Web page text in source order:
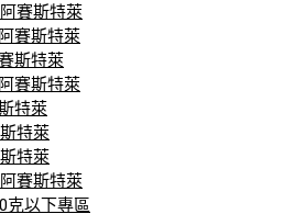
賽斯特萊
賽斯特萊
斯特萊
賽斯特萊
特萊
特萊
特萊
賽斯特萊
克以下專區